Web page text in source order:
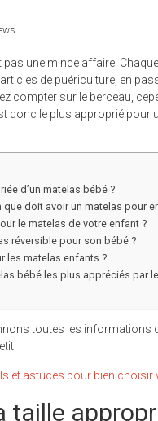
pas une mince affaire.
de puériculture, en
compter sur le berceau,
donc le plus approprié pour
d’un matelas bébé ?
doit avoir un matelas pour
le matelas de votre enfant ?
réversible pour son bébé ?
les matelas enfants ?
bébé les plus appréciés par
toutes les informations
et astuces pour bien choisir
taille